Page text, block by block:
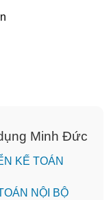
Minh Đức
KẾ TOÁN
NỘI BỘ